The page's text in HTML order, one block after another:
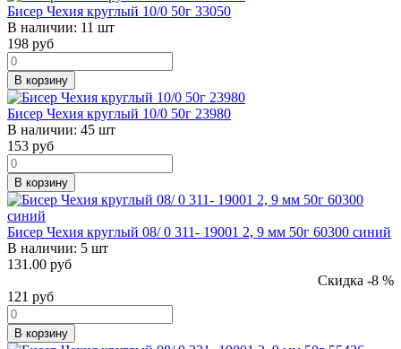
Бисер Чехия круглый 10/0 50г 33050
В наличии: 11 шт
198 руб
В корзину
Бисер Чехия круглый 10/0 50г 23980
В наличии: 45 шт
153 руб
В корзину
Бисер Чехия круглый 08/ 0 311- 19001 2, 9 мм 50г 60300 синий
В наличии: 5 шт
131.00 руб
Скидка -8 %
121 руб
В корзину